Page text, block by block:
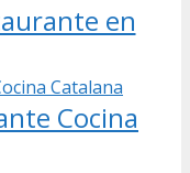
en
Cocina